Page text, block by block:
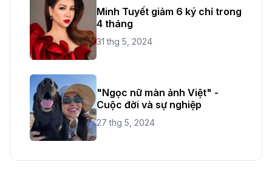
Minh Tuyết giảm 6 ký chỉ trong
4 tháng
31 thg 5, 2024
"Ngọc nữ màn ảnh Việt" -
Cuộc đời và sự nghiệp
27 thg 5, 2024